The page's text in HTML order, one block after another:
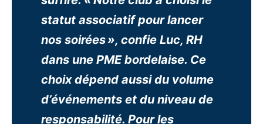
statut associatif pour lancer
nos soirées », confie Luc, RH
dans une PME bordelaise. Ce
choix dépend aussi du volume
d’événements et du niveau de
responsabilité. Pour les